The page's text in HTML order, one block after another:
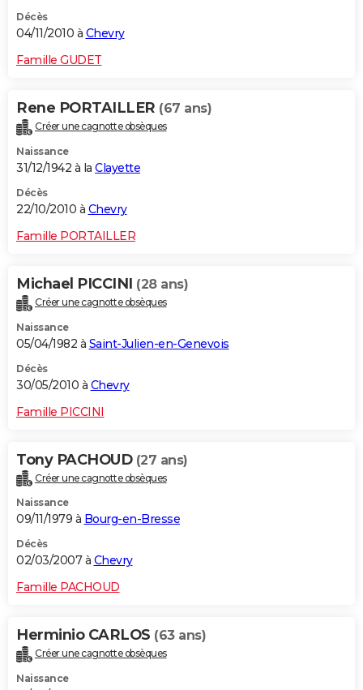
Décès
04/11/2010 à Chevry
Famille GUDET
Rene PORTAILLER (67 ans)
Créer une cagnotte obsèques
Naissance
31/12/1942 à la Clayette
Décès
22/10/2010 à Chevry
Famille PORTAILLER
Michael PICCINI (28 ans)
Créer une cagnotte obsèques
Naissance
05/04/1982 à Saint-Julien-en-Genevois
Décès
30/05/2010 à Chevry
Famille PICCINI
Tony PACHOUD (27 ans)
Créer une cagnotte obsèques
Naissance
09/11/1979 à Bourg-en-Bresse
Décès
02/03/2007 à Chevry
Famille PACHOUD
Herminio CARLOS (63 ans)
Créer une cagnotte obsèques
Naissance